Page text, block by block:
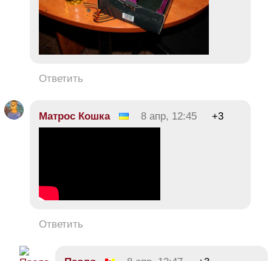
Ответить
Матрос Кошка 8 апр, 12:45 +3
Ответить